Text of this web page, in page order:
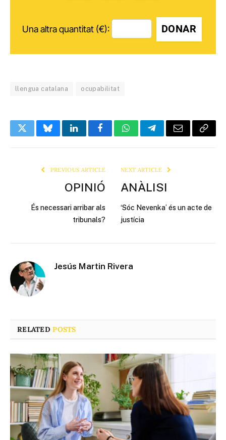
Una altra quantitat (€): DONAR
llengua catalana ocupabilitat
TwitterBlueskyLinkedInFacebookWhatsAppTelegramEmail Copy
PREVIOUS ARTICLE
OPINIÓ
És necessari arribar als
tribunals?
NEXT ARTICLE
ANÀLISI
‘Sóc Nevenka’ és un acte de
justícia
Jesús Martin Rivera
RELATEDPOSTS